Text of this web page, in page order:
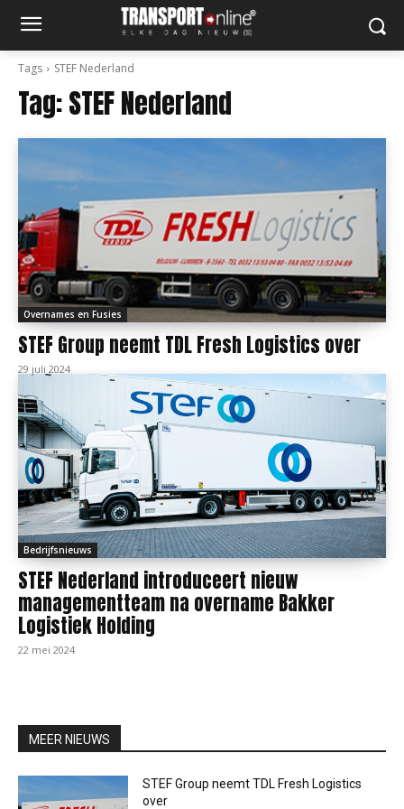
Tags STEF Nederland
Tag:STEF Nederland
Overnames en Fusies
STEF Group neemt TDL Fresh Logistics over
29 juli 2024
Bedrijfsnieuws
STEF Nederland introduceert nieuw
managementteam na overname Bakker
Logistiek Holding
22 mei 2024
MEER NIEUWS
STEF Group neemt TDL Fresh Logistics
over